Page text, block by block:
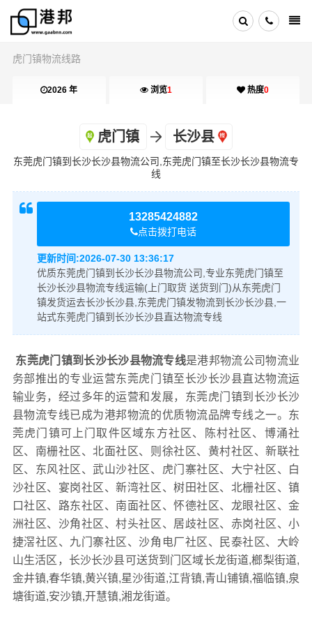
虎门镇物流线路
2026 年 浏览1 热度0
虎门镇 长沙县
东莞虎门镇到长沙长沙县物流公司,东莞虎门镇至长沙长沙县物流专
线
13285424882
点击拨打电话
更新时间:2026-07-30 13:36:17
优质东莞虎门镇到长沙长沙县物流公司,专业东莞虎门镇至
长沙长沙县物流专线运输(上门取货 送货到门)从东莞虎门
镇发货运去长沙长沙县,东莞虎门镇发物流到长沙长沙县,一
站式东莞虎门镇到长沙长沙县直达物流专线
东莞虎门镇到长沙长沙县物流专线是港邦物流公司物流业
务部推出的专业运营东莞虎门镇至长沙长沙县直达物流运
输业务，经过多年的运营和发展，东莞虎门镇到长沙长沙
县物流专线已成为港邦物流的优质物流品牌专线之一。东
莞虎门镇可上门取件区域东方社区、陈村社区、博涌社
区、南栅社区、北面社区、则徐社区、黄村社区、新联社
区、东风社区、武山沙社区、虎门寨社区、大宁社区、白
沙社区、宴岗社区、新湾社区、树田社区、北栅社区、镇
口社区、路东社区、南面社区、怀德社区、龙眼社区、金
洲社区、沙角社区、村头社区、居歧社区、赤岗社区、小
捷滘社区、九门寨社区、沙角电厂社区、民泰社区、大岭
山生活区，长沙长沙县可送货到门区域长龙街道,榔梨街道,
金井镇,春华镇,黄兴镇,星沙街道,江背镇,青山铺镇,福临镇,泉
塘街道,安沙镇,开慧镇,湘龙街道。